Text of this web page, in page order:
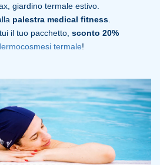
giardino termale estivo.
palestra medical fitness
il tuo pacchetto, sconto 20%
termale!